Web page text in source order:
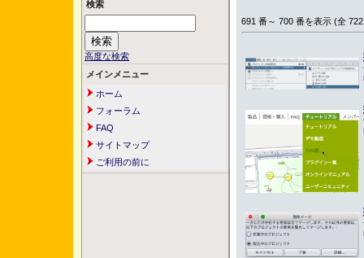
検索
高度な検索
メインメニュー
ホーム
フォーラム
FAQ
サイトマップ
ご利用の前に
691 番～ 700 番を表示 (全